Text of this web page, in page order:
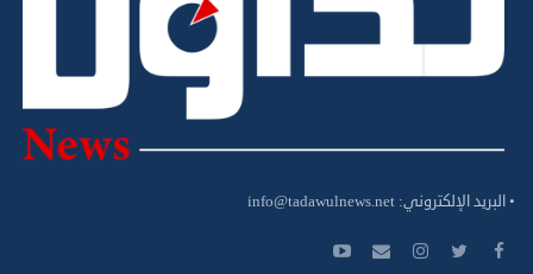
• البريد الإلكتروني: info@tadawulnews.net